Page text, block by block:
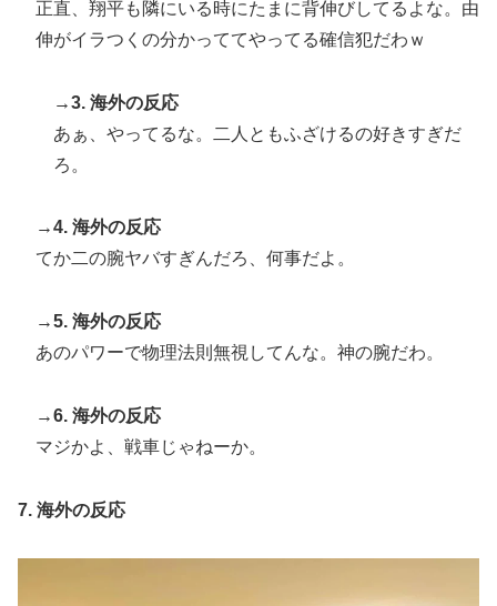
正直、翔平も隣にいる時にたまに背伸びしてるよな。由
伸がイラつくの分かっててやってる確信犯だわｗ
→3. 海外の反応
あぁ、やってるな。二人ともふざけるの好きすぎだ
ろ。
→4. 海外の反応
てか二の腕ヤバすぎんだろ、何事だよ。
→5. 海外の反応
あのパワーで物理法則無視してんな。神の腕だわ。
→6. 海外の反応
マジかよ、戦車じゃねーか。
7. 海外の反応